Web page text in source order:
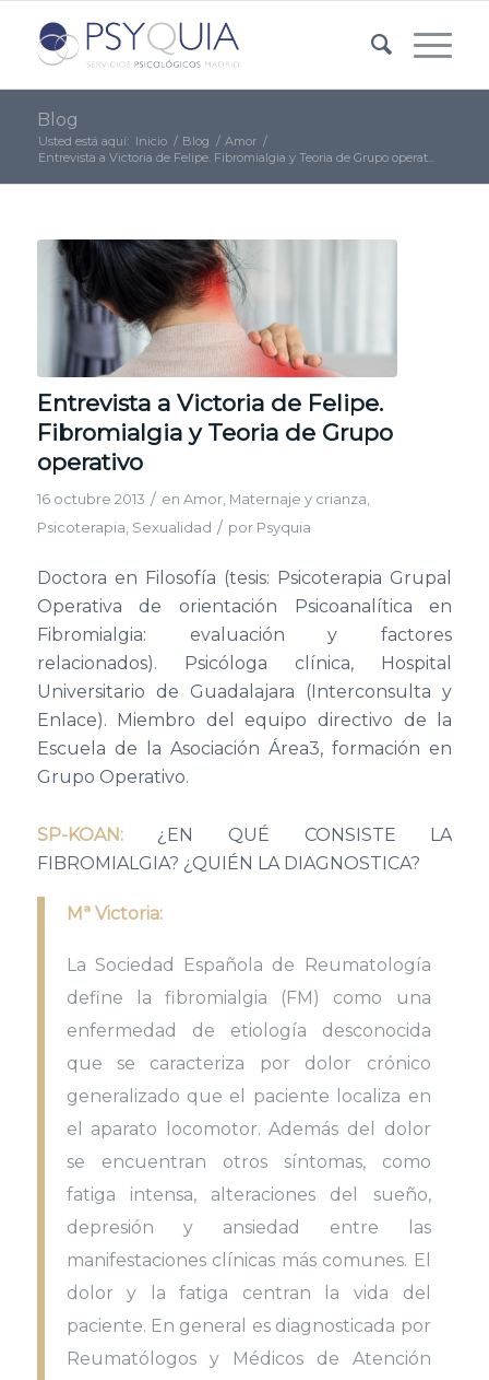
Blog
Usted está aquí: Inicio / Blog / Amor /
Entrevista a Victoria de Felipe. Fibromialgia y Teoria de Grupo operat...
Entrevista a Victoria de Felipe.
Fibromialgia y Teoria de Grupo
operativo
16 octubre 2013 / en Amor, Maternaje y crianza
Psicoterapia Sexualidad / por Psyquia
Doctora en Filosofía (tesis: Psicoterapia Grupal
Operativa de orientación Psicoanalítica en
Fibromialgia: evaluación y factores
relacionados). Psicóloga clínica, Hospital
Universitario de Guadalajara (Interconsulta y
Enlace). Miembro del equipo directivo de la
Escuela de la Asociación Área3, formación en
Grupo Operativo.
SP-KOAN:¿EN QUÉ CONSISTE LA
FIBROMIALGIA? ¿QUIÉN LA DIAGNOSTICA?
Mª Victoria:
La Sociedad Española de Reumatología
define la fibromialgia (FM) como una
enfermedad de etiología desconocida
que se caracteriza por dolor crónico
generalizado que el paciente localiza en
el aparato locomotor. Además del dolor
se encuentran otros síntomas, como
fatiga intensa, alteraciones del sueño,
depresión y ansiedad entre las
manifestaciones clínicas más comunes. El
dolor y la fatiga centran la vida del
paciente. En general es diagnosticada por
Reumatólogos y Médicos de Atención